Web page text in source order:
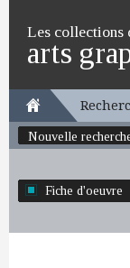
Les collections
arts
Nouvelle
Fiche d'oeuvre